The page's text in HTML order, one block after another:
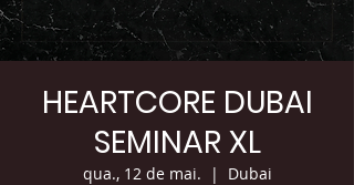
HEARTCORE DUBAI
SEMINAR XL
qua., 12 de mai.
  |
Dubai